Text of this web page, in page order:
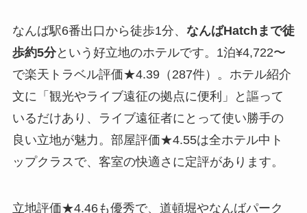
なんば駅6番出口から徒歩1分、 なんばHatchまで徒
歩約5分という好立地のホテルです。1泊¥4,722〜
で楽天トラベル評価★4.39（287件）。ホテル紹介
文に「観光やライブ遠征の拠点に便利」と謳って
いるだけあり、ライブ遠征者にとって使い勝手の
良い立地が魅力。部屋評価★4.55は全ホテル中ト
ップクラスで、客室の快適さに定評があります。
立地評価★4.46も優秀で、道頓堀やなんばパーク